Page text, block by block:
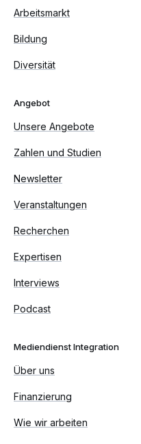
Arbeitsmarkt
Bildung
Diversität
Angebot
Unsere Angebote
Zahlen und Studien
Newsletter
Veranstaltungen
Recherchen
Expertisen
Interviews
Podcast
Mediendienst Integration
Über uns
Finanzierung
Wie wir arbeiten